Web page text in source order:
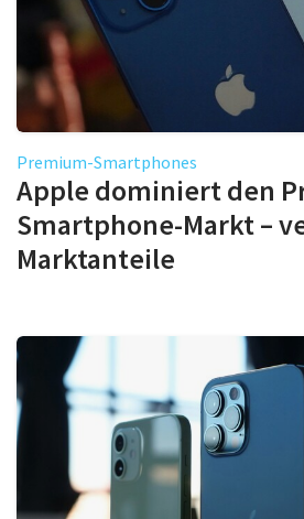
Premium-Smartphones
Apple dominiert den
Smartphone-Markt –
Marktanteile